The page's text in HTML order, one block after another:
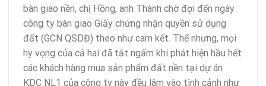
bàn giao nền, chị Hồng, anh Thành chờ đợi đến ngày
công ty bàn giao Giấy chứng nhận quyền sử dụng
đất (GCN QSDĐ) theo như cam kết. Thế nhưng, mọi
hy vọng của cả hai đã tắt ngấm khi phát hiện hầu hết
các khách hàng mua sản phẩm đất nền tại dự án
KDC NL1 của công ty này đều lâm vào tình cảnh như